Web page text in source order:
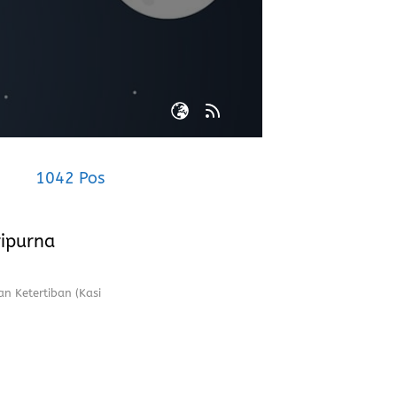
1042 Pos
Ketertiban (Kasi